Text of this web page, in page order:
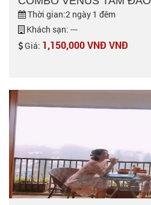
Thời gian:2 ngày 1 đêm
Khách sạn: ---
Giá: 1,150,000 VNĐ VNĐ